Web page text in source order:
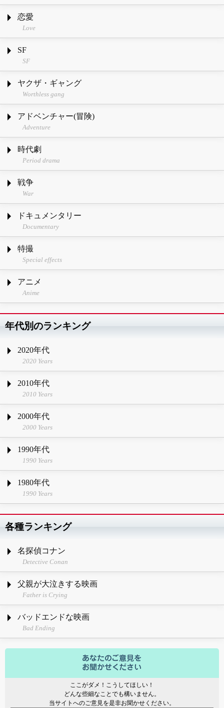
恋愛
Love
SF
SF
ヤクザ・ギャング
Worthless gang
アドベンチャー(冒険)
Adventure
時代劇
Period drama
戦争
War
ドキュメンタリー
Documentary
特撮
Special effects
アニメ
Anime
年代別のランキング
2020年代
2020 Years
2010年代
2010 Years
2000年代
2000 Years
1990年代
1990 Years
1980年代
1990 Years
各種ランキング
名探偵コナン
Detective Conan
父親が大泣きする映画
Father is Crying
バッドエンドな映画
Bad Ending
ここがダメ！こうしてほしい！
どんな些細なことでも構いません。
当サイトへのご意見を是非お聞かせください。